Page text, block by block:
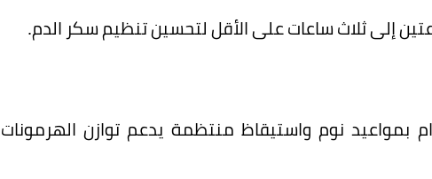
إلى ثلاث ساعات على الأقل لتحسين تنظيم سكر الدم.
مع الالتزام بمواعيد نوم واستيقاظ منتظمة يدعم توازن الهرمونات